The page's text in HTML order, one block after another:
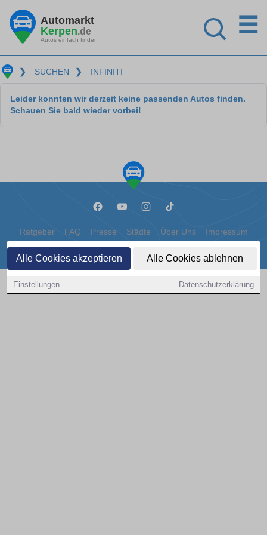
Alle Cookies akzeptieren Alle Cookies ablehnen
Einstellungen Datenschutzerklärung
Automarkt
Kerpen.de
Autos einfach finden
☰
❯ SUCHEN ❯ INFINITI
Leider konnten wir derzeit keine passenden Autos finden.
Schauen Sie bald wieder vorbei!
Ratgeber FAQ Presse Städte Über Uns Impressum
Datenschutz Cookies
Copyright © 2000 - 2026 | 1A Infosysteme GmbH | Content by: 1a-sites-autos